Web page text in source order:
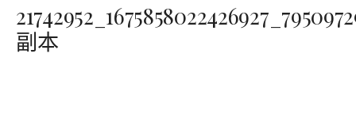
副本